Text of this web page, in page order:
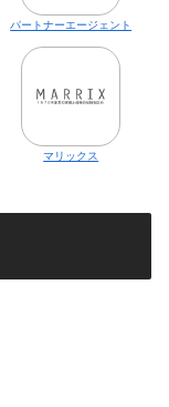
パートナーエージェント
マリックス